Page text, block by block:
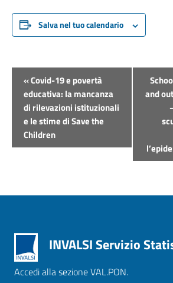
Salva nel tuo calendario
Evento
Navigazione
«Covid-19 e povertà
educativa: la mancanza
di rilevazioni istituzionali
e le stime di Save the
Children
and
INVALSI Servizio
Accedi alla sezione VAL.PON.